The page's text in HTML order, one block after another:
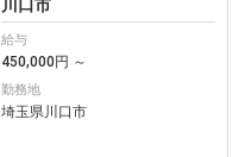
川口市
給与
450,000円 ～
勤務地
埼玉県川口市